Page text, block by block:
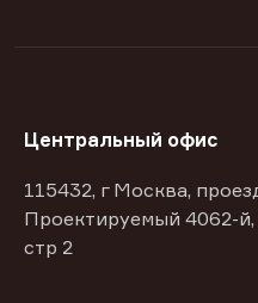
Центральный офис
115432, г Москва,
Проектируемый 4062-й,
стр 2